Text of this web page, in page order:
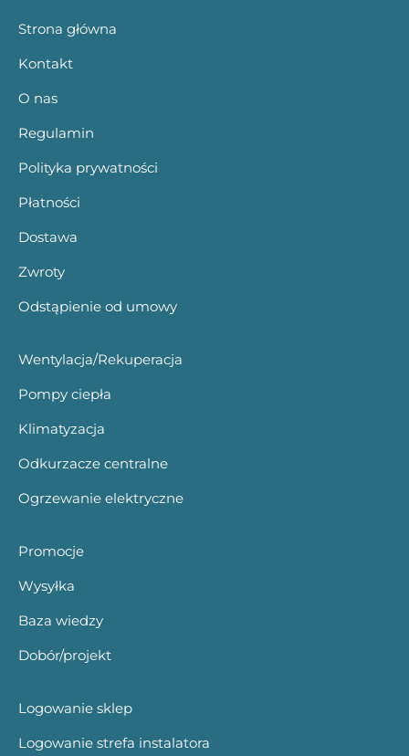
Strona główna
Kontakt
O nas
Regulamin
Polityka prywatności
Płatności
Dostawa
Zwroty
Odstąpienie od umowy
Wentylacja/Rekuperacja
Pompy ciepła
Klimatyzacja
Odkurzacze centralne
Ogrzewanie elektryczne
Promocje
Wysyłka
Baza wiedzy
Dobór/projekt
Logowanie sklep
Logowanie strefa instalatora